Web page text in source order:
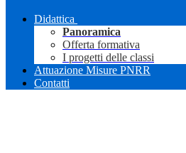
Didattica
Panoramica
Offerta formativa
I progetti delle classi
Attuazione Misure PNRR
Contatti